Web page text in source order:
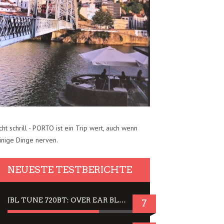
schrill - PORTO ist ein Trip wert, auch wenn
Dinge nerven.
NEUESTE TESTBERICHTE
JBL TUNE 720BT: OVER EAR BLUETOOTH KOPFHÖRER UM DIE 50,-€ IM DAUER-TEST 7